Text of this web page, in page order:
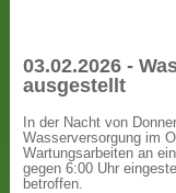
03.02.2026 -
ausgestellt
In der Nacht von
Wasserversorgung im
Wartungsarbeiten an
gegen 6:00 Uhr
betroffen.